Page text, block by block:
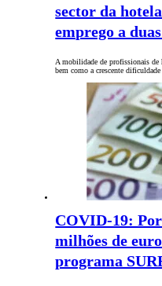
sector da
emprego a
A mobilidade de profissionais de
bem como a crescente
COVID-19:
milhões de
programa